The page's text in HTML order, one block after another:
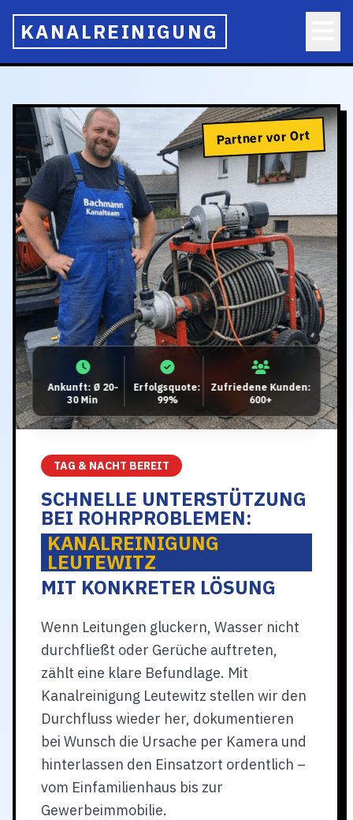
KANALREINIGUNG
Partner vor Ort
Ankunft: Ø 20-
30 Min
Erfolgsquote:
99%
Zufriedene Kunden:
600+
TAG & NACHT BEREIT
SCHNELLE UNTERSTÜTZUNG
BEI ROHRPROBLEMEN:
KANALREINIGUNG
LEUTEWITZ
MIT KONKRETER LÖSUNG
Wenn Leitungen gluckern, Wasser nicht
durchfließt oder Gerüche auftreten,
zählt eine klare Befundlage. Mit
Kanalreinigung Leutewitz stellen wir den
Durchfluss wieder her, dokumentieren
bei Wunsch die Ursache per Kamera und
hinterlassen den Einsatzort ordentlich –
vom Einfamilienhaus bis zur
Gewerbeimmobilie.